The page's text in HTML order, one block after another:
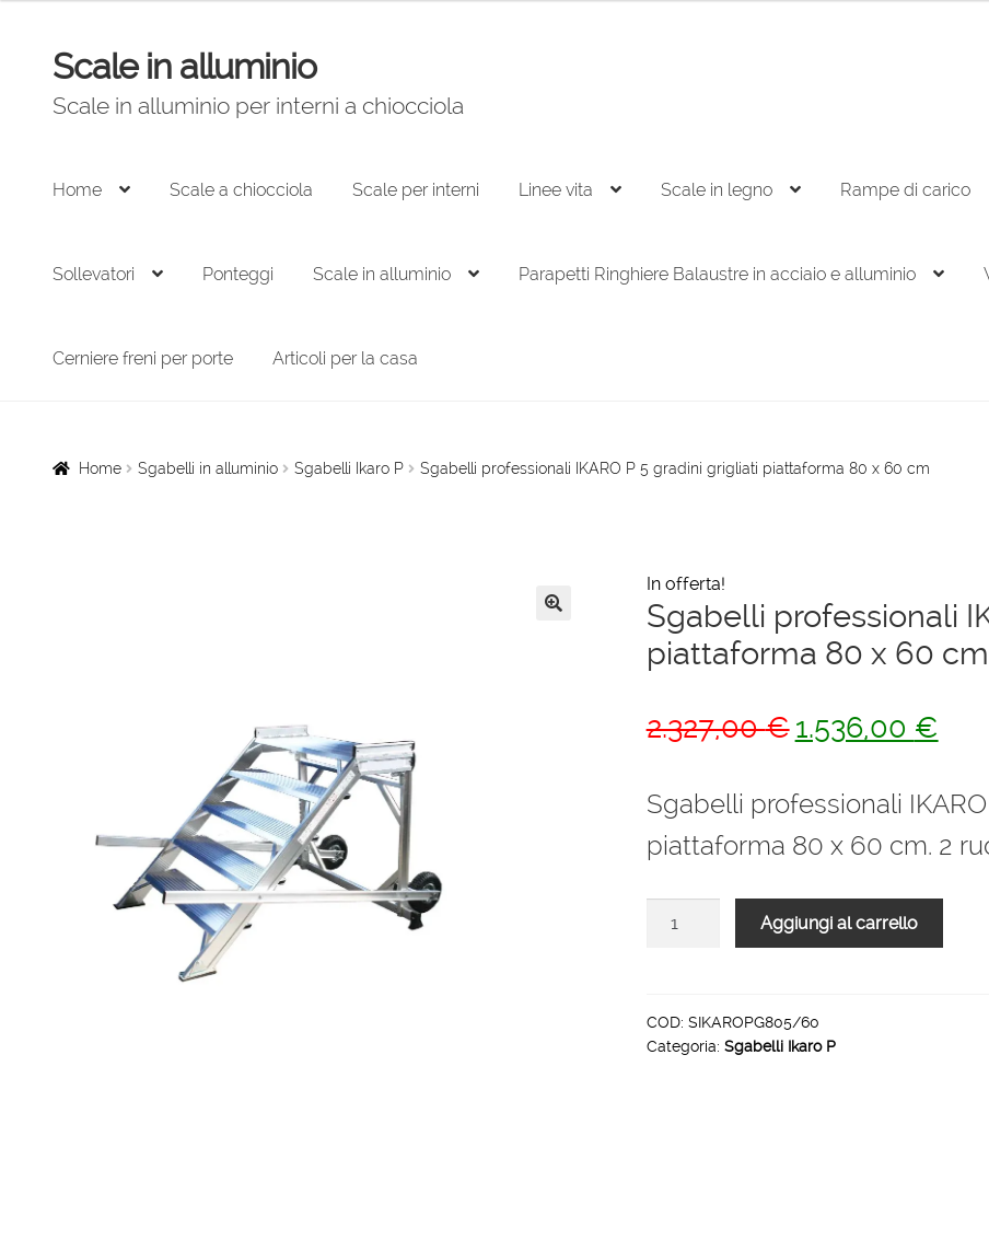
Vai
alla
navigazione
Vai
al
contenuto
Scale in alluminio
Scale in alluminio per interni a chiocciola
Home Scale a chiocciola Scale per interni Linee vita Scale in legno Rampe di carico
Sollevatori Ponteggi Scale in alluminio Parapetti Ringhiere Balaustre in acciaio e alluminio
Cerniere freni per porte Articoli per la casa
Home Sgabelli in alluminio Sgabelli Ikaro P Sgabelli professionali IKARO P 5 gradini grigliati piattaforma 80 x 60 cm
In offerta!
Sgabelli professionali
piattaforma 80 x 60 cm
2.327,00€ Il
originale
era:
1.536,00 €
Sgabelli professionali
piattaforma 80 x 60 cm. 2
5
gradini
Aggiungi al carrello
COD: SIKAROPG805/60
Categoria: Sgabelli Ikaro P
2.327,00 €.